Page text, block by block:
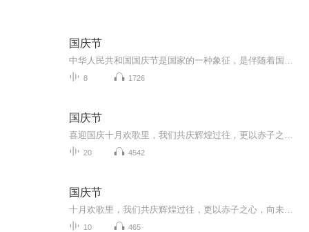
国庆节
8 1726
国庆节
20 4542
国庆节
10 465